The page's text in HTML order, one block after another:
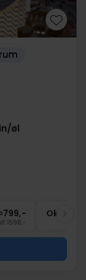
øl
799,-
1598,-
Okt